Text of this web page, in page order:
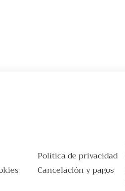
Política de privacidad
Cancelación y pagos